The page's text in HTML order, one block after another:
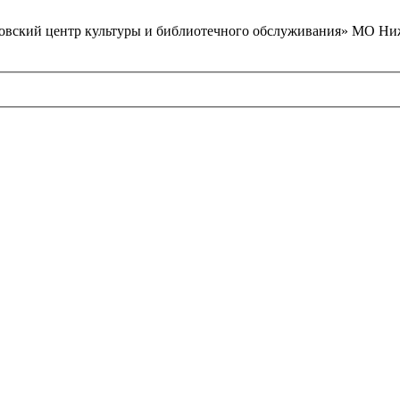
центр культуры и библиотечного обслуживания» МО